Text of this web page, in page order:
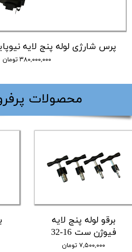
۳۸۰,۰۰۰,۰۰۰ تومان
برقو لوله پنج لایه
فیوژن ست 16-32
۷,۵۰۰,۰۰۰ تومان
​محصولات